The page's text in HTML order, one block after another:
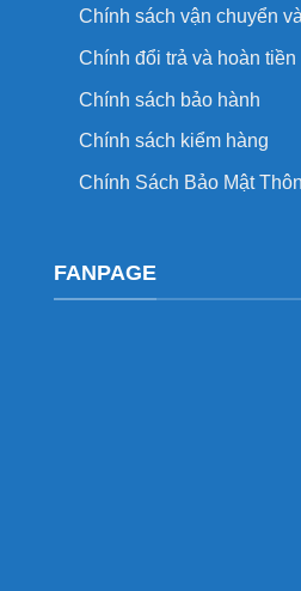
Chính sách vận chuyển
Chính đổi trả và hoàn tiền
Chính sách bảo hành
Chính sách kiểm hàng
Chính Sách Bảo Mật
FANPAGE